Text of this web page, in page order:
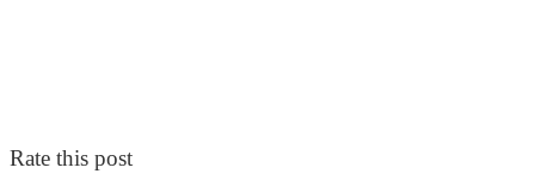
Rate this post